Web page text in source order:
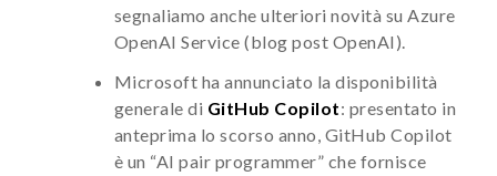
segnaliamo anche ulteriori novità su Azure
OpenAI Service (blog post OpenAI).
Microsoft ha annunciato la disponibilità
generale di GitHub Copilot: presentato in
anteprima lo scorso anno, GitHub Copilot
è un “AI pair programmer” che fornisce